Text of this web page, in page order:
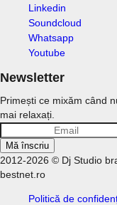
Linkedin
Soundcloud
Whatsapp
Youtube
Newsletter
Primești ce mixăm când
mai relaxați.
Mă înscriu
2012-2026 © Dj Studio
bestnet.ro
Politică de